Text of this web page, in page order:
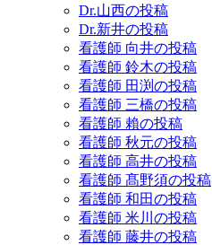
Dr.山西の投稿
Dr.新井の投稿
看護師 向井の投稿
看護師 鈴木の投稿
看護師 田渕の投稿
看護師 三橋の投稿
看護師 賴の投稿
看護師 秋元の投稿
看護師 高井の投稿
看護師 髙野須の投稿
看護師 和田の投稿
看護師 米川の投稿
看護師 藤井の投稿